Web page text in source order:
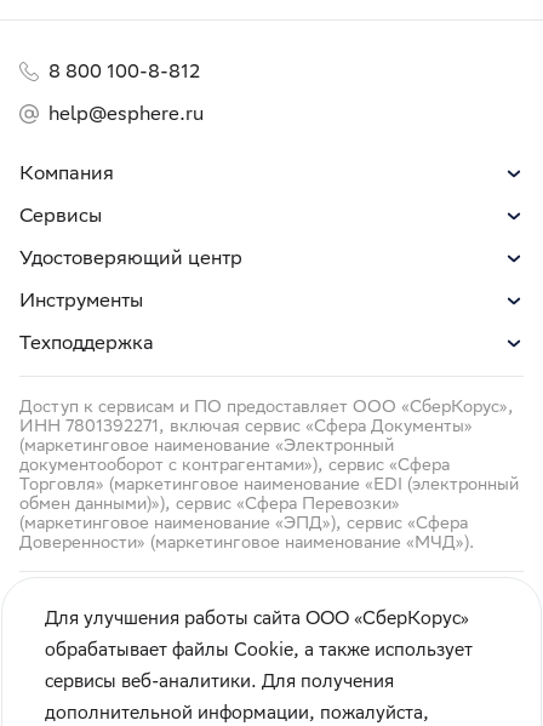
Чтобы вам было удобнее пользоваться сайтом, мы
используемcookie-файлы.
Компания
Сервисы
Удостоверяющий центр
Инструменты
Техподдержка
8 800 100-8-812
help@esphere.ru
Доступ к сервисам и ПО предоставляет ООО «СберКорус»,
ИНН 7801392271, включая сервис «Сфера Документы»
(маркетинговое наименование «Электронный
документооборот с контрагентами»), сервис «Сфера
Торговля» (маркетинговое наименование «EDI (электронный
обмен данными)»), сервис «Сфера Перевозки»
(маркетинговое наименование «ЭПД»), сервис «Сфера
Доверенности» (маркетинговое наименование «МЧД»).
Кибербезопасность
Для улучшения работы сайта ООО «СберКорус»
обрабатывает файлы Cookie, а также использует
сервисы веб-аналитики. Для получения
дополнительной информации, пожалуйста,